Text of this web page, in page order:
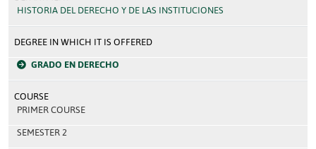
HISTORIA DEL DERECHO Y DE LAS INSTITUCIONES
DEGREE IN WHICH IT IS OFFERED
GRADO EN DERECHO
COURSE
PRIMER COURSE
SEMESTER 2